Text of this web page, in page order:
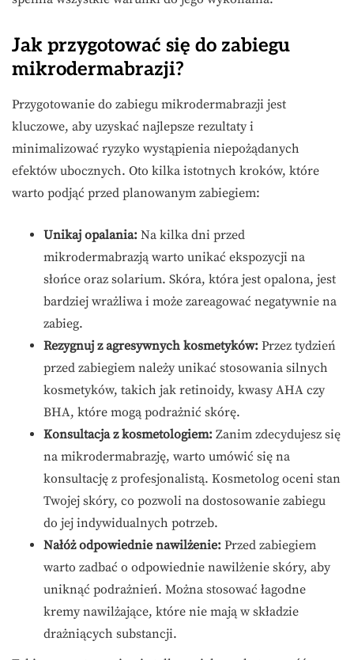
Jak przygotować się do zabiegu
mikrodermabrazji?
Przygotowanie do zabiegu mikrodermabrazji jest
kluczowe, aby uzyskać najlepsze rezultaty i
minimalizować ryzyko wystąpienia niepożądanych
efektów ubocznych. Oto kilka istotnych kroków, które
warto podjąć przed planowanym zabiegiem:
Unikaj opalania: Na kilka dni przed
mikrodermabrazją warto unikać ekspozycji na
słońce oraz solarium. Skóra, która jest opalona, jest
bardziej wrażliwa i może zareagować negatywnie na
zabieg.
Rezygnuj z agresywnych kosmetyków: Przez tydzień
przed zabiegiem należy unikać stosowania silnych
kosmetyków, takich jak retinoidy, kwasy AHA czy
BHA, które mogą podrażnić skórę.
Konsultacja z kosmetologiem: Zanim zdecydujesz się
na mikrodermabrazję, warto umówić się na
konsultację z profesjonalistą. Kosmetolog oceni stan
Twojej skóry, co pozwoli na dostosowanie zabiegu
do jej indywidualnych potrzeb.
Nałóż odpowiednie nawilżenie: Przed zabiegiem
warto zadbać o odpowiednie nawilżenie skóry, aby
uniknąć podrażnień. Można stosować łagodne
kremy nawilżające, które nie mają w składzie
drażniących substancji.